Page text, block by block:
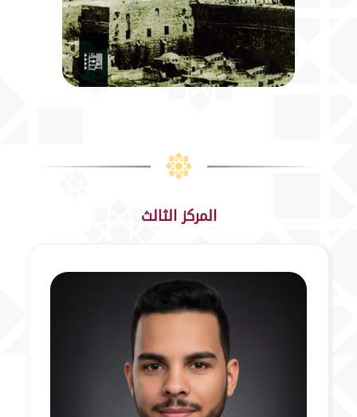
المركز الثالث